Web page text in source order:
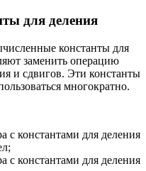
для деления
константы для
заменить операцию
и сдвигов. Эти константы
многократно.
с константами для деления
с константами для деления